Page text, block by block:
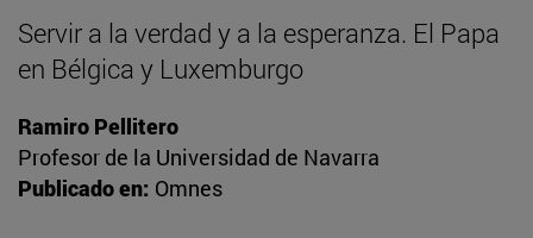
Servir a la verdad y a la esperanza. El Papa
en Bélgica y Luxemburgo
Ramiro Pellitero
Profesor de la Universidad de Navarra
Publicado en: Omnes